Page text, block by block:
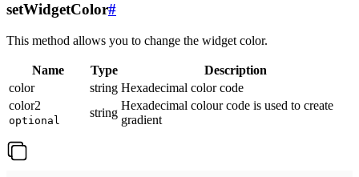
setWidgetColor#
This method allows you to change the widget color.
Name Type
Description
color
string Hexadecimal color code
color2
optional
string
Hexadecimal colour code is used to create
gradient